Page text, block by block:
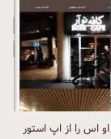
او اس را از اپ استور